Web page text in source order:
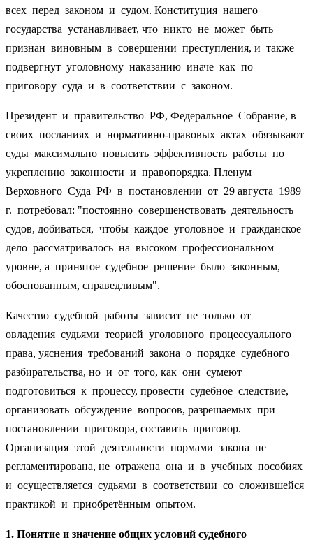
всех перед законом и судом. Конституция нашего
государства устанавливает, что никто не может быть
признан виновным в совершении преступления, и также
подвергнут уголовному наказанию иначе как по
приговору суда и в соответствии с законом.
Президент и правительство РФ, Федеральное Собрание, в
своих посланиях и нормативно-правовых актах обязывают
суды максимально повысить эффективность работы по
укреплению законности и правопорядка. Пленум
Верховного Суда РФ в постановлении от 29 августа 1989
г. потребовал: "постоянно совершенствовать деятельность
судов, добиваться, чтобы каждое уголовное и гражданское
дело рассматривалось на высоком профессиональном
уровне, а принятое судебное решение было законным,
обоснованным, справедливым".
Качество судебной работы зависит не только от
овладения судьями теорией уголовного процессуального
права, уяснения требований закона о порядке судебного
разбирательства, но и от того, как они сумеют
подготовиться к процессу, провести судебное следствие,
организовать обсуждение вопросов, разрешаемых при
постановлении приговора, составить приговор.
Организация этой деятельности нормами закона не
регламентирована, не отражена она и в учебных пособиях
и осуществляется судьями в соответствии со сложившейся
практикой и приобретённым опытом.
1. Понятие и значение общих условий судебного